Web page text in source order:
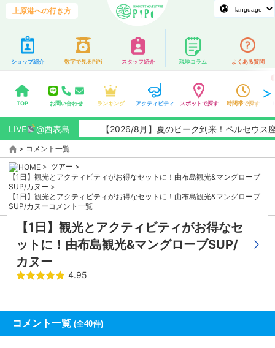
上原港への行き方
ショップ紹介 数字で見るPiPi スタッフ紹介 現地コラム よくある質問
TOP お問い合わせ ランキング アクティビティ スポットで探す 時間帯で探す
LIVE @西表島 【2026/8月】夏のピーク到来！ペルセウス座
> コメント一覧
> ツアー >
【1日】観光とアクティビティがお得なセットに！由布島観光&マングローブ
SUP/カヌー >
【1日】観光とアクティビティがお得なセットに！由布島観光&マングローブ
SUP/カヌーコメント一覧
【1日】観光とアクティビティがお得なセ
ットに！由布島観光&マングローブSUP/
カヌー
4.95
コメント一覧 (全40件)